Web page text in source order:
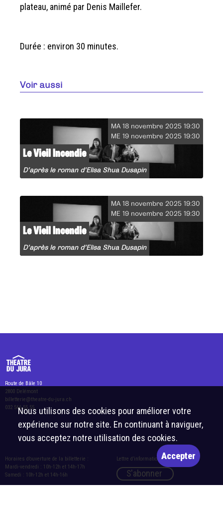
plateau, animé par Denis Maillefer.
Durée : environ 30 minutes.
Voir aussi
MA 18 novembre 2025 19:30
ME 19 novembre 2025 19:30
Le Vieil Incendie
D’après le roman d’Elisa Shua Dusapin
MA 18 novembre 2025 19:30
ME 19 novembre 2025 19:30
Le Vieil Incendie
D’après le roman d’Elisa Shua Dusapin
Route de Bâle 10
2800 Delémont
billetterie@theatre-du-jura.ch
032 566 55 55
Horaires d’ouverture de la billetterie :
Mardi-vendredi : 10h-12h et 14h-17h
Samedi : 10h-12h et 14h-16h
Lettre d’information
S'abonner
Nous utilisons des cookies pour améliorer votre
expérience sur notre site. En continuant à naviguer,
vous acceptez notre utilisation des cookies.
Accepter